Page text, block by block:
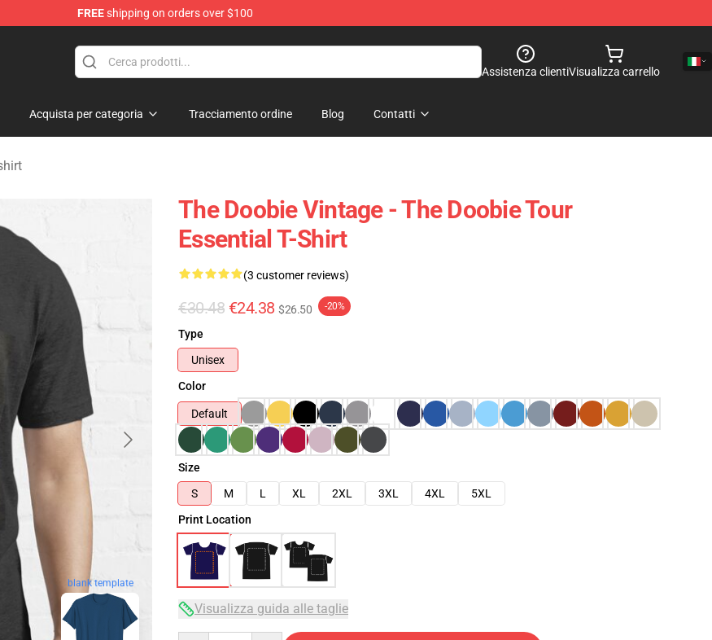
FREEshipping on orders over $100
Shop
Assistenza clientiVisualizza carrello
Acquista per categoria Tracciamento ordine Blog Contatti
blank template
The Doobie Vintage - The Doobie Tour
Essential T-Shirt
(3 customer reviews)
€30.48 €24.38 $26.50 -20%
Type
Unisex
Color
Default
Size
S
M L XL 2XL 3XL 4XL
5XL
Print Location
Visualizza guida alle taglie